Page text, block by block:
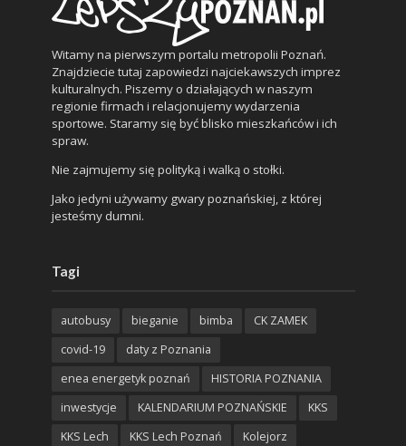
Witamy na pierwszym portalu metropolii Poznań.
Znajdziecie tutaj zapowiedzi najciekawszych imprez
kulturalnych. Piszemy o działających w naszym
regionie firmach i relacjonujemy wydarzenia
sportowe. Staramy się być blisko mieszkańców i ich
spraw.
Nie zajmujemy się polityką i walką o stołki.
Jako jedyni używamy gwary poznańskiej, z której
jesteśmy dumni.
Tagi
autobusy bieganie bimba
CK ZAMEK
covid-19
daty z Poznania
enea energetyk poznań
HISTORIA POZNANIA
inwestycje
KALENDARIUM POZNAŃSKIE
KKS
KKS Lech
KKS Lech Poznań
Kolejorz